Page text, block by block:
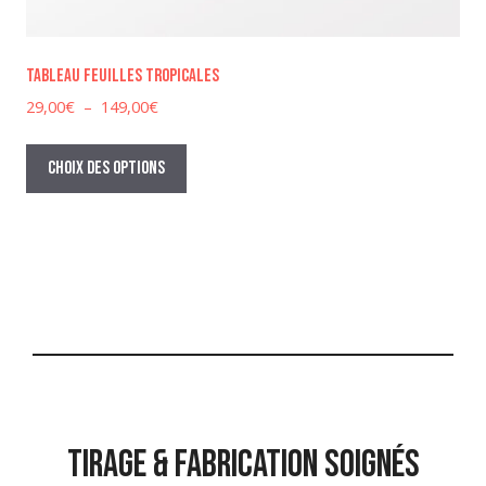
Tableau feuilles tropicales
29,00€ – 149,00€Plage
prix :
29,00€
à
Choix des options
Ce
a
être
page
TIRAGE & FABRICATION SOIGNÉS